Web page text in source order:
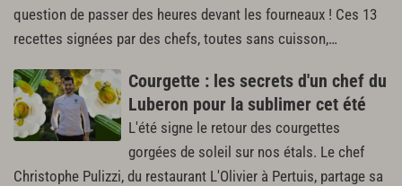
question de passer des heures devant les fourneaux ! Ces 13
recettes signées par des chefs, toutes sans cuisson,…
Courgette : les secrets d'un chef du
Luberon pour la sublimer cet été
L'été signe le retour des courgettes
gorgées de soleil sur nos étals. Le chef
Christophe Pulizzi, du restaurant L'Olivier à Pertuis, partage sa